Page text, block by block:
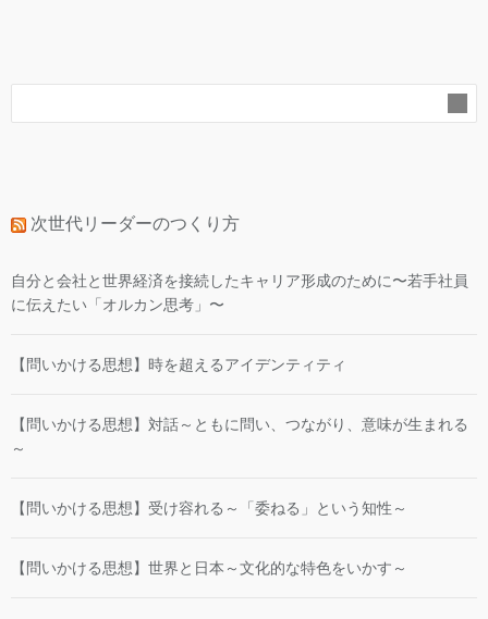
次世代リーダーのつくり方
自分と会社と世界経済を接続したキャリア形成のために〜若手社員
に伝えたい「オルカン思考」〜
【問いかける思想】時を超えるアイデンティティ
【問いかける思想】対話～ともに問い、つながり、意味が生まれる
～
【問いかける思想】受け容れる～「委ねる」という知性～
【問いかける思想】世界と日本～文化的な特色をいかす～